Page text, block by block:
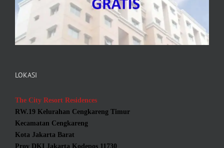
LOKASI
The City Resort Residences
RW.19 Kelurahan Cengkareng Timur
Kecamatan Cengkareng
Kota Jakarta Barat
Prov DKI Jakarta Kodepos 11730